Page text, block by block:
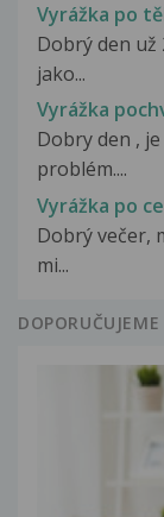
Vyrážka po
Dobrý den už
jako...
Vyrážka
Dobry den ,
problém....
Vyrážka po
Dobrý večer,
mi...
DOPORUČUJEME